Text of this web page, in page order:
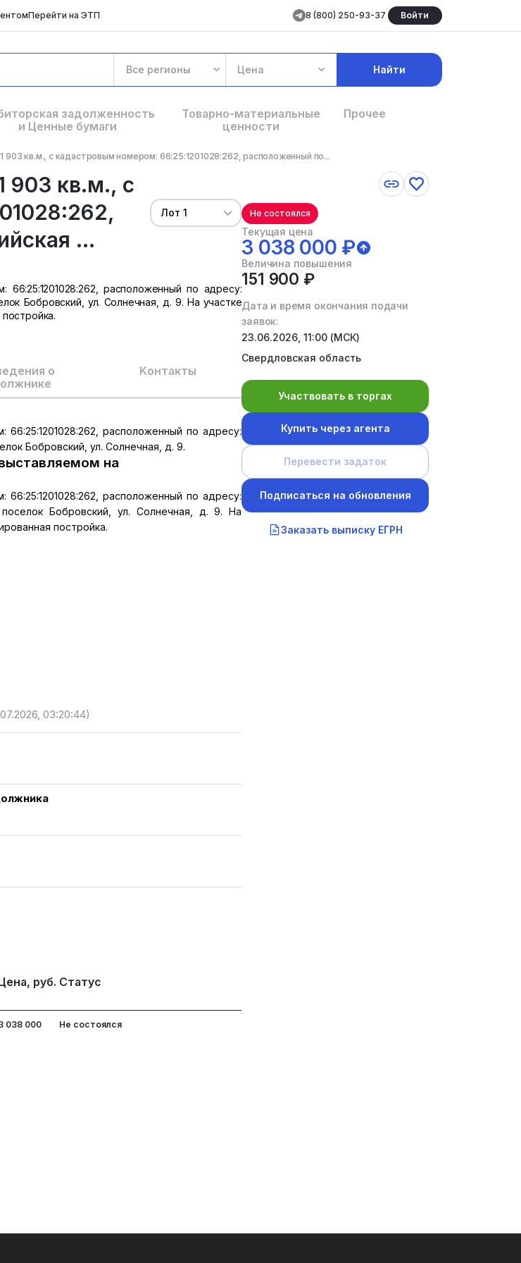
Перейти на ЭТП 8 (800) 250-93-37 Войти
Все регионы Цена Найти
задолженность
и Ценные бумаги
Товарно-материальные
ценности
Прочее
903 кв.м., с кадастровым номером: 66:25:1201028:262, расположенный по...
903 кв.м., с
...
Лот 1
расположенный по адресу:
Бобровский, ул. Солнечная, д. 9. На участке
о
Kонтакты
расположенный по адресу:
Бобровский, ул. Солнечная, д. 9.
на
расположенный по адресу:
Бобровский, ул. Солнечная, д. 9. На
постройка.
03:20:44)
руб. Статус
038 000 Не состоялся
Не состоялся
Текущая цена
3 038 000 ₽
Величина повышения
151 900 ₽
Дата и время окончания подачи
заявок:
23.06.2026, 11:00 (МСК)
Свердловская область
Участвовать в торгах
Купить через агента
Перевести задаток
Подписаться на обновления
Заказать выписку ЕГРН